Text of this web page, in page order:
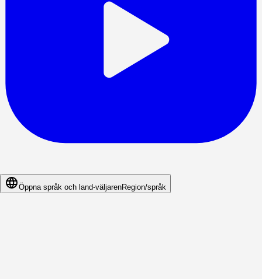
Öppna språk och land-väljarenRegion/språk